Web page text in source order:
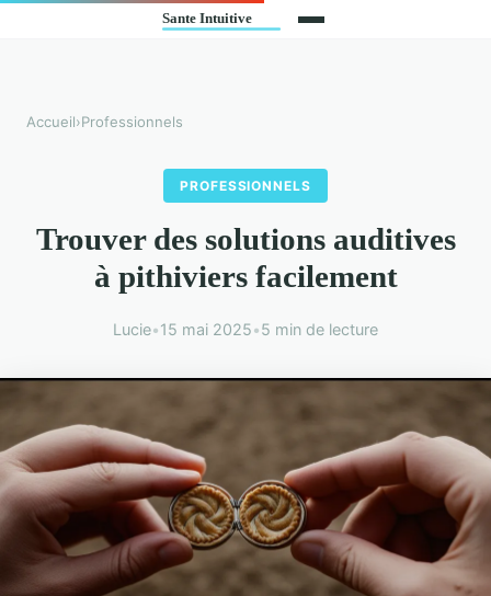
Accueil›Professionnels
PROFESSIONNELS
Trouver des solutions auditives
à pithiviers facilement
Lucie•15 mai 2025•5 min de lecture